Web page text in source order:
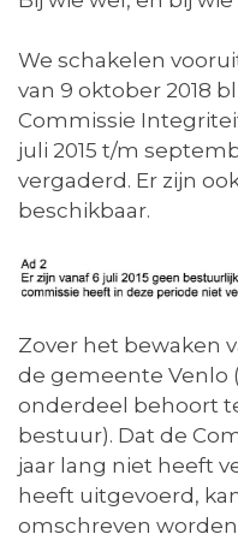
We schakelen
van 9 oktober 2018
Commissie
juli 2015 t/m
vergaderd. Er zijn
beschikbaar.
Zover het bewaken
de gemeente Venlo
onderdeel behoort
bestuur). Dat de
jaar lang niet heeft
heeft uitgevoerd,
omschreven worden